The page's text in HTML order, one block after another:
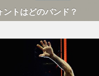
トはどのバンド？